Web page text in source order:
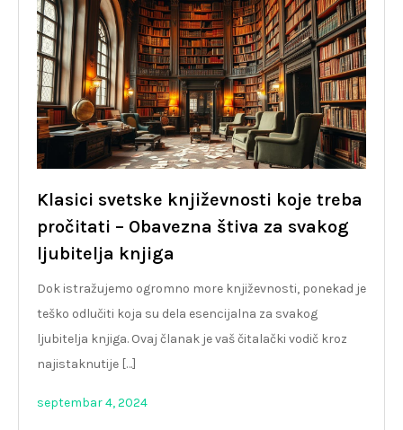
Klasici svetske književnosti koje treba
pročitati – Obavezna štiva za svakog
ljubitelja knjiga
Dok istražujemo ogromno more književnosti, ponekad je
teško odlučiti koja su dela esencijalna za svakog
ljubitelja knjiga. Ovaj članak je vaš čitalački vodič kroz
najistaknutije […]
septembar 4, 2024